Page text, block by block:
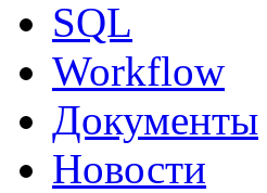
SQL
Workflow
Документы
Новости